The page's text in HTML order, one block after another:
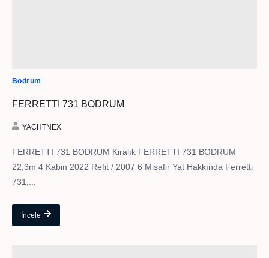
Bodrum
FERRETTI 731 BODRUM
YACHTNEX
FERRETTI 731 BODRUM Kiralık FERRETTI 731 BODRUM
22,3m 4 Kabin 2022 Refit / 2007 6 Misafir Yat Hakkında Ferretti
731,...
İncele